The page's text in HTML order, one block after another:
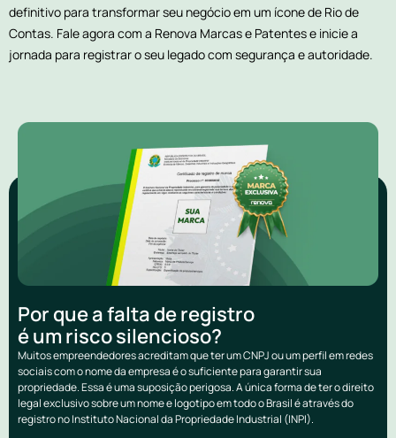
definitivo para transformar seu negócio em um ícone de Rio de
Contas. Fale agora com a Renova Marcas e Patentes e inicie a
jornada para registrar o seu legado com segurança e autoridade.
Por que a falta de registro
é um risco silencioso?
Muitos empreendedores acreditam que ter um CNPJ ou um perfil em redes
sociais com o nome da empresa é o suficiente para garantir sua
propriedade. Essa é uma suposição perigosa. A única forma de ter o direito
legal exclusivo sobre um nome e logotipo em todo o Brasil é através do
registro no Instituto Nacional da Propriedade Industrial (INPI).